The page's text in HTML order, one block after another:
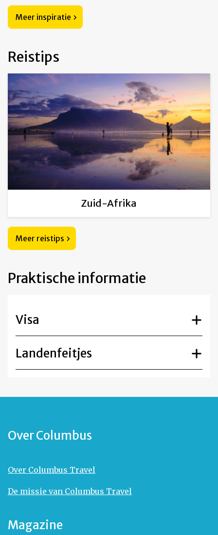
Meer inspiratie
Reistips
Zuid-Afrika
Meer reistips
Praktische informatie
Visa
Landenfeitjes
Over Columbus
Over Columbus Travel
De missie van Columbus Travel
Magazine